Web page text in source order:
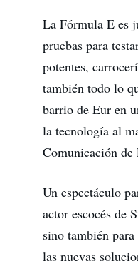
La Fórmula E es
pruebas para
potentes,
también todo lo
barrio de Eur en
la tecnología al
Comunicación de
Un espectáculo
actor escocés de
sino también
las nuevas